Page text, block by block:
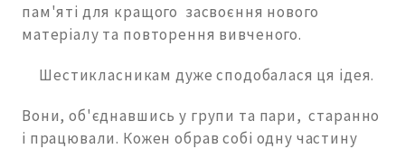
пам'яті для кращого засвоєння нового
матеріалу та повторення вивченого.
Шестикласникам дуже сподобалася ця ідея.
Вони, об'єднавшись у групи та пари, старанно
і працювали. Кожен обрав собі одну частину